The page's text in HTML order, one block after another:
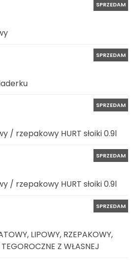
SPRZEDAM
SPRZEDAM
SPRZEDAM
/ rzepakowy HURT słoiki 0.9l
SPRZEDAM
/ rzepakowy HURT słoiki 0.9l
SPRZEDAM
LIPOWY, RZEPAKOWY,
Z WŁASNEJ